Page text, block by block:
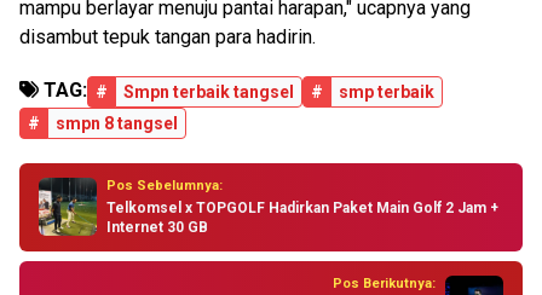
mampu berlayar menuju pantai harapan," ucapnya yang
disambut tepuk tangan para hadirin.
TAG: # Smpn terbaik tangsel #
smp terbaik
#
smpn 8 tangsel
Pos Sebelumnya:
Telkomsel x TOPGOLF Hadirkan Paket Main Golf 2 Jam +
Internet 30 GB
Pos Berikutnya: